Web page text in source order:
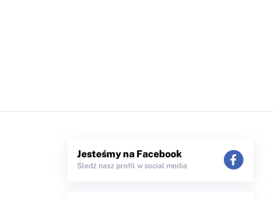
Jesteśmy na Facebook
Śledź nasz profil w social media